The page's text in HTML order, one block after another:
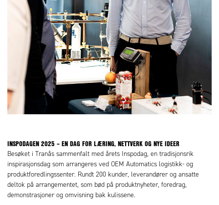
INSPODAGEN 2025 – EN DAG FOR LÆRING, NETTVERK OG NYE IDEER
Besøket i Tranås sammenfalt med årets Inspodag, en tradisjonsrik
inspirasjonsdag som arrangeres ved OEM Automatics logistikk- og
produktforedlingssenter. Rundt 200 kunder, leverandører og ansatte
deltok på arrangementet, som bød på produktnyheter, foredrag,
demonstrasjoner og omvisning bak kulissene.